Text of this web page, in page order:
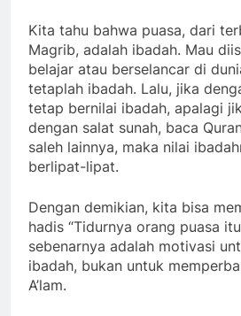
Kita tahu bahwa puasa, dari
Magrib, adalah ibadah. Mau
belajar atau berselancar di
tetaplah ibadah. Lalu, jika
tetap bernilai ibadah, apalagi
dengan salat sunah, baca
saleh lainnya, maka nilai
berlipat-lipat.
Dengan demikian, kita bisa
hadis “Tidurnya orang puasa
sebenarnya adalah motivasi
ibadah, bukan untuk
A’lam.